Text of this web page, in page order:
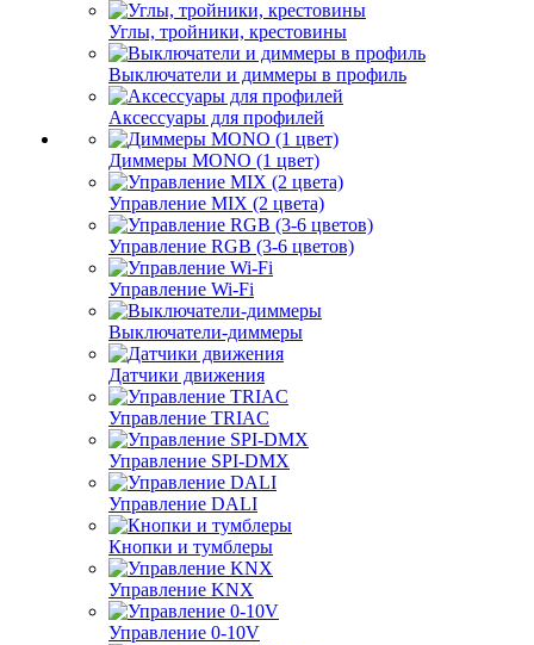
Углы, тройники, крестовины
Выключатели и диммеры в профиль
Аксессуары для профилей
Диммеры MONO (1 цвет)
Управление MIX (2 цвета)
Управление RGB (3-6 цветов)
Управление Wi-Fi
Выключатели-диммеры
Датчики движения
Управление TRIAC
Управление SPI-DMX
Управление DALI
Кнопки и тумблеры
Управление KNX
Управление 0-10V